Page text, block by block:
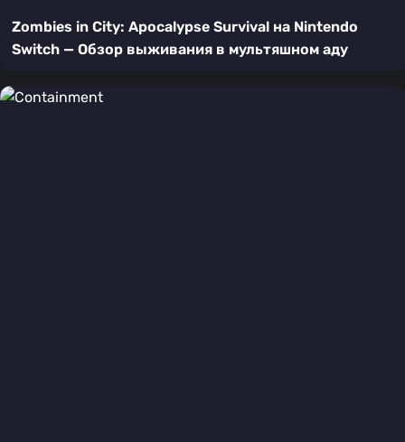
Zombies in City: Apocalypse Survival на Nintendo
Switch — Обзор выживания в мультяшном аду